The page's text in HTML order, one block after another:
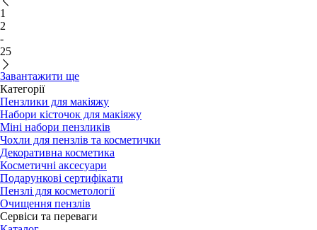
1
2
-
25
Завантажити ще
Категорії
Пензлики для макіяжу
Набори кісточок для макіяжу
Міні набори пензликів
Чохли для пензлів та косметички
Декоративна косметика
Косметичні аксесуари
Подарункові сертифікати
Пензлі для косметології
Очищення пензлів
Сервіси та переваги